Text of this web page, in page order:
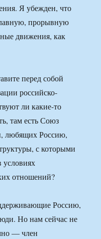
Я убежден, что
прорывную
движения, как
перед собой
российско-
ли какие-то
там есть Союз
любящих Россию,
с которыми
условиях
отношений?
Россию,
Но нам сейчас не
— член